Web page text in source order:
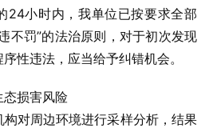
24小时内，我单位已按要求全部
不罚”的法治原则，对于初次发现
性违法，应当给予纠错机会。
态损害风险
对周边环境进行采样分析，结果